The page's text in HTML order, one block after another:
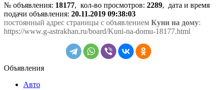
№ объявления: 18177, кол-во просмотров: 2289, дата и время
подачи объявления: 20.11.2019 09:38:03
постоянный адрес страницы с объявлением Куни на дому:
https://www.g-astrakhan.ru/board/Kuni-na-domu-18177.html
Объявления
Авто